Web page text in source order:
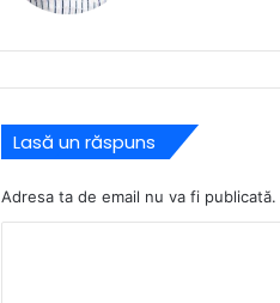
Lasă un răspuns
Adresa ta de email nu va fi publicată.